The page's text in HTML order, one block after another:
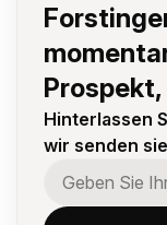
Prospekt,
Hinterlassen
wir senden